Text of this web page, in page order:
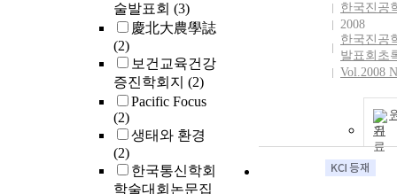
술발표회 (3)
慶北大農學誌
(2)
보건교육건강
증진학회지 (2)
Pacific Focus
(2)
생태와 환경
(2)
한국통신학회
학술대회논문집
한국진공
2008
한국진공
발표회초
Vol.2008
기